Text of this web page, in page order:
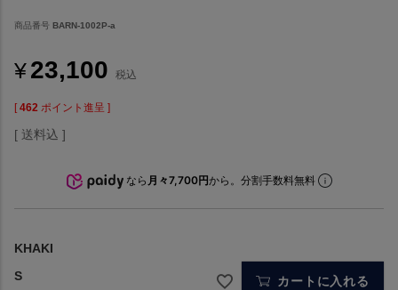
商品番号 BARN-1002P-a
¥23,100 税込
[ 462 ポイント進呈 ]
送料込
なら 月々7,700円から。分割手数料無料
KHAKI
S
カートに入れる